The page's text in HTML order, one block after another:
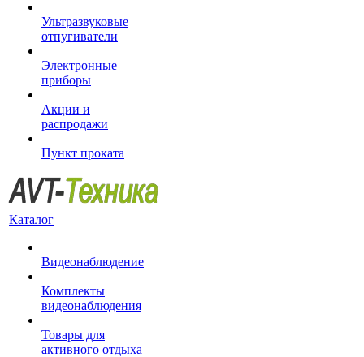
Ультразвуковые
отпугиватели
Электронные
приборы
Акции и
распродажи
Пункт проката
Каталог
Видеонаблюдение
Комплекты
видеонаблюдения
Товары для
активного отдыха